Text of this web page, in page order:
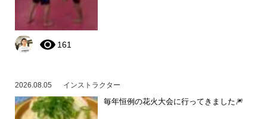
161
2026.08.05 インストラクター
毎年恒例の花火大会に行ってきました🎆